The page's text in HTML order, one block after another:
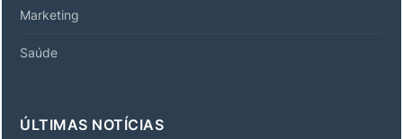
Marketing
Saúde
ÚLTIMAS NOTÍCIAS